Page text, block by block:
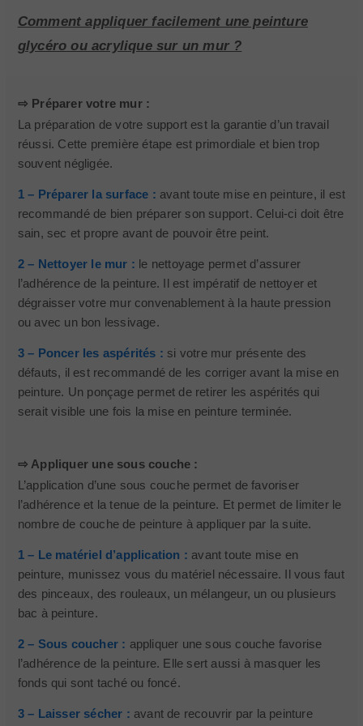
Comment appliquer facilement une peinture
glycéro ou acrylique sur un mur ?
⇨ Préparer votre mur :
La préparation de votre support est la garantie d’un travail
réussi. Cette première étape est primordiale et bien trop
souvent négligée.
1 – Préparer la surface : avant toute mise en peinture, il est
recommandé de bien préparer son support. Celui-ci doit être
sain, sec et propre avant de pouvoir être peint.
2 – Nettoyer le mur : le nettoyage permet d’assurer
l’adhérence de la peinture. Il est impératif de nettoyer et
dégraisser votre mur convenablement à la haute pression
ou avec un bon lessivage.
3 – Poncer les aspérités : si votre mur présente des
défauts, il est recommandé de les corriger avant la mise en
peinture. Un ponçage permet de retirer les aspérités qui
serait visible une fois la mise en peinture terminée.
⇨ Appliquer une sous couche :
L’application d’une sous couche permet de favoriser
l’adhérence et la tenue de la peinture. Et permet de limiter le
nombre de couche de peinture à appliquer par la suite.
1 – Le matériel d’application : avant toute mise en
peinture, munissez vous du matériel nécessaire. Il vous faut
des pinceaux, des rouleaux, un mélangeur, un ou plusieurs
bac à peinture.
2 – Sous coucher : appliquer une sous couche favorise
l’adhérence de la peinture. Elle sert aussi à masquer les
fonds qui sont taché ou foncé.
3 – Laisser sécher : avant de recouvrir par la peinture